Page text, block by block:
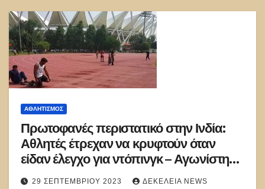
ΑΘΛΗΤΙΣΜΌΣ
Πρωτοφανές περιστατικό στην Ινδία:
Αθλητές έτρεχαν να κρυφτούν όταν
είδαν έλεγχο για ντόπινγκ – Αγωνίστηκε
μόλις ένας
29 ΣΕΠΤΕΜΒΡΊΟΥ 2023 ΔΕΚΈΛΕΙΑ NEWS